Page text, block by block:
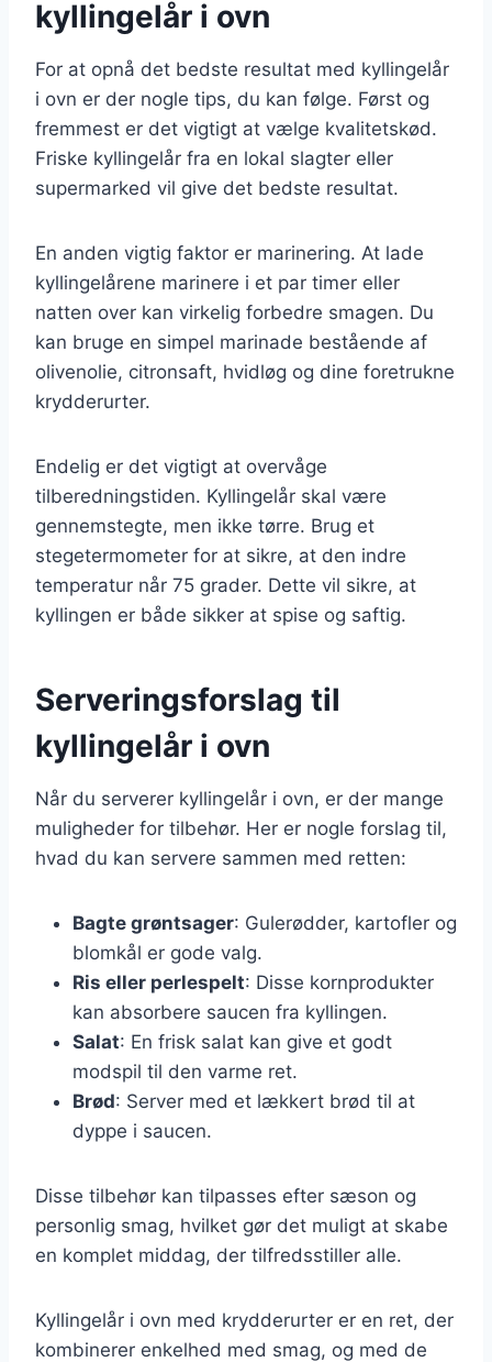
kyllingelår i ovn
For at opnå det bedste resultat med kyllingelår
i ovn er der nogle tips, du kan følge. Først og
fremmest er det vigtigt at vælge kvalitetskød.
Friske kyllingelår fra en lokal slagter eller
supermarked vil give det bedste resultat.
En anden vigtig faktor er marinering. At lade
kyllingelårene marinere i et par timer eller
natten over kan virkelig forbedre smagen. Du
kan bruge en simpel marinade bestående af
olivenolie, citronsaft, hvidløg og dine foretrukne
krydderurter.
Endelig er det vigtigt at overvåge
tilberedningstiden. Kyllingelår skal være
gennemstegte, men ikke tørre. Brug et
stegetermometer for at sikre, at den indre
temperatur når 75 grader. Dette vil sikre, at
kyllingen er både sikker at spise og saftig.
Serveringsforslag til
kyllingelår i ovn
Når du serverer kyllingelår i ovn, er der mange
muligheder for tilbehør. Her er nogle forslag til,
hvad du kan servere sammen med retten:
Bagte grøntsager: Gulerødder, kartofler og
blomkål er gode valg.
Ris eller perlespelt: Disse kornprodukter
kan absorbere saucen fra kyllingen.
Salat: En frisk salat kan give et godt
modspil til den varme ret.
Brød: Server med et lækkert brød til at
dyppe i saucen.
Disse tilbehør kan tilpasses efter sæson og
personlig smag, hvilket gør det muligt at skabe
en komplet middag, der tilfredsstiller alle.
Kyllingelår i ovn med krydderurter er en ret, der
kombinerer enkelhed med smag, og med de